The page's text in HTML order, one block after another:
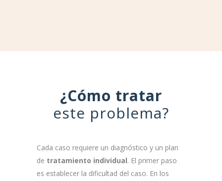
¿Cómo tratar
este problema?
Cada caso requiere un diagnóstico y un plan
de tratamiento individual. El primer paso
es establecer la dificultad del caso. En los